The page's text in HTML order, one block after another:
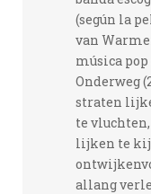
(según la
van
música
Onderweg
straten
te
lijken te
allang